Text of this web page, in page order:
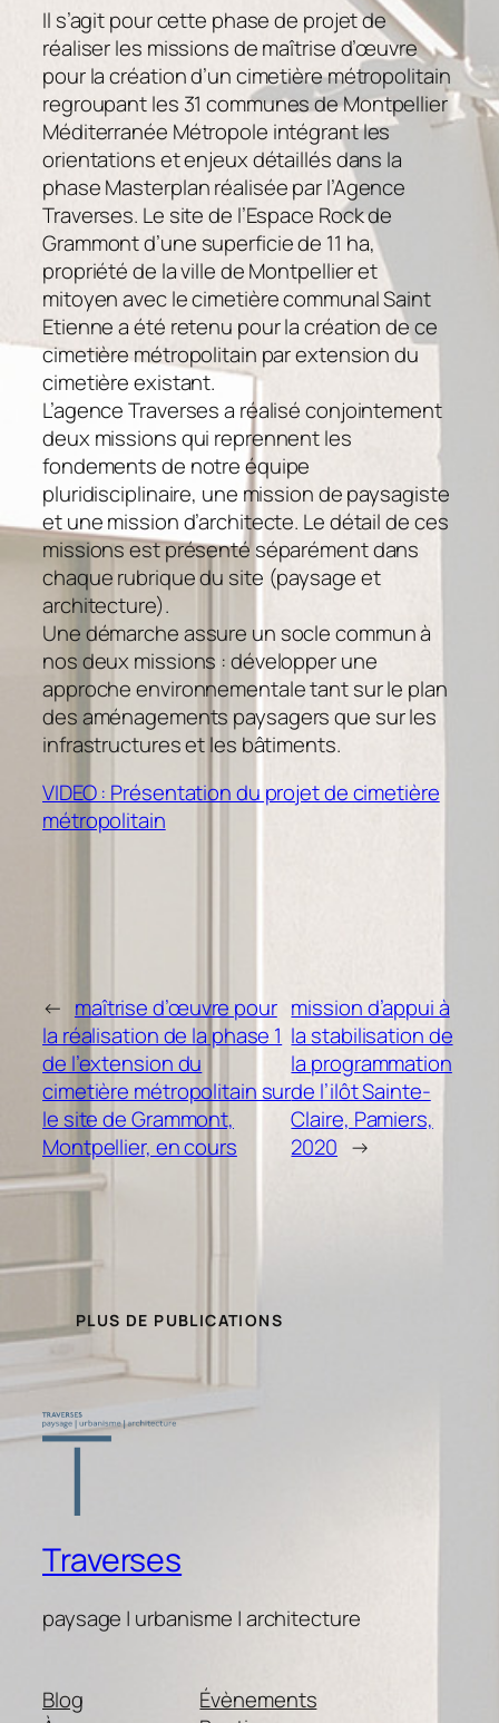
Il s’agit pour cette phase de projet de
réaliser les missions de maîtrise d’œuvre
pour la création d’un cimetière métropolitain
regroupant les 31 communes de Montpellier
Méditerranée Métropole intégrant les
orientations et enjeux détaillés dans la
phase Masterplan réalisée par l’Agence
Traverses. Le site de l’Espace Rock de
Grammont d’une superficie de 11 ha,
propriété de la ville de Montpellier et
mitoyen avec le cimetière communal Saint
Etienne a été retenu pour la création de ce
cimetière métropolitain par extension du
cimetière existant.
L’agence Traverses a réalisé conjointement
deux missions qui reprennent les
fondements de notre équipe
pluridisciplinaire, une mission de paysagiste
et une mission d’architecte. Le détail de ces
missions est présenté séparément dans
chaque rubrique du site (paysage et
architecture).
Une démarche assure un socle commun à
nos deux missions : développer une
approche environnementale tant sur le plan
des aménagements paysagers que sur les
infrastructures et les bâtiments.
VIDEO : Présentation du projet de cimetière
métropolitain
← maîtrise d’œuvre pour
la réalisation de la phase 1
de l’extension du
cimetière métropolitain sur
le site de Grammont,
Montpellier, en cours
mission d’appui à
la stabilisation de
la programmation
de l’ilôt Sainte-
Claire, Pamiers,
2020 →
PLUS DE PUBLICATIONS
Traverses
paysage | urbanisme | architecture
Blog
Évènements